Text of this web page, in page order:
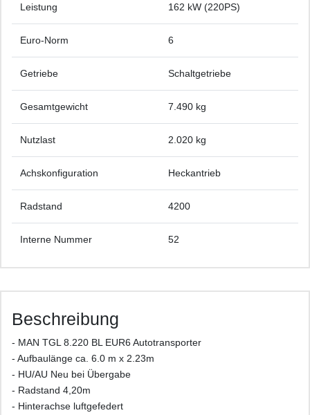
Leistung 162 kW (220PS)
Euro-Norm 6
Getriebe Schaltgetriebe
Gesamtgewicht 7.490 kg
Nutzlast 2.020 kg
Achskonfiguration Heckantrieb
Radstand 4200
Interne Nummer 52
Beschreibung
- MAN TGL 8.220 BL EUR6 Autotransporter
- Aufbaulänge ca. 6.0 m x 2.23m
- HU/AU Neu bei Übergabe
- Radstand 4,20m
- Hinterachse luftgefedert